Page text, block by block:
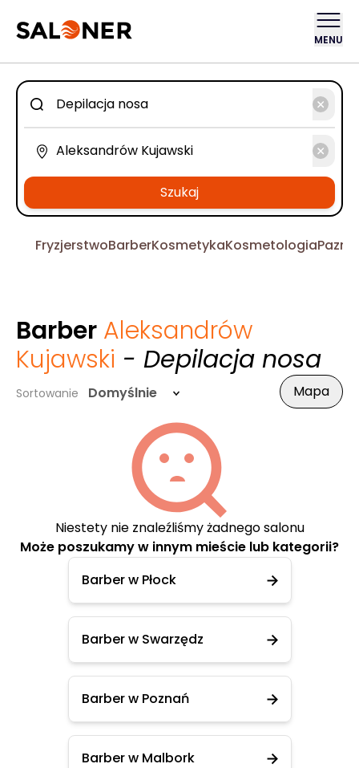
MENU
Szukaj
FryzjerstwoBarberKosmetykaKosmetologia
Barber Aleksandrów
Kujawski - Depilacja nosa
Sortowanie Domyślnie Mapa
Niestety nie znaleźliśmy żadnego salonu
Może poszukamy w innym mieście lub kategorii?
Barber w Płock
Barber w Swarzędz
Barber w Poznań
Barber w Malbork